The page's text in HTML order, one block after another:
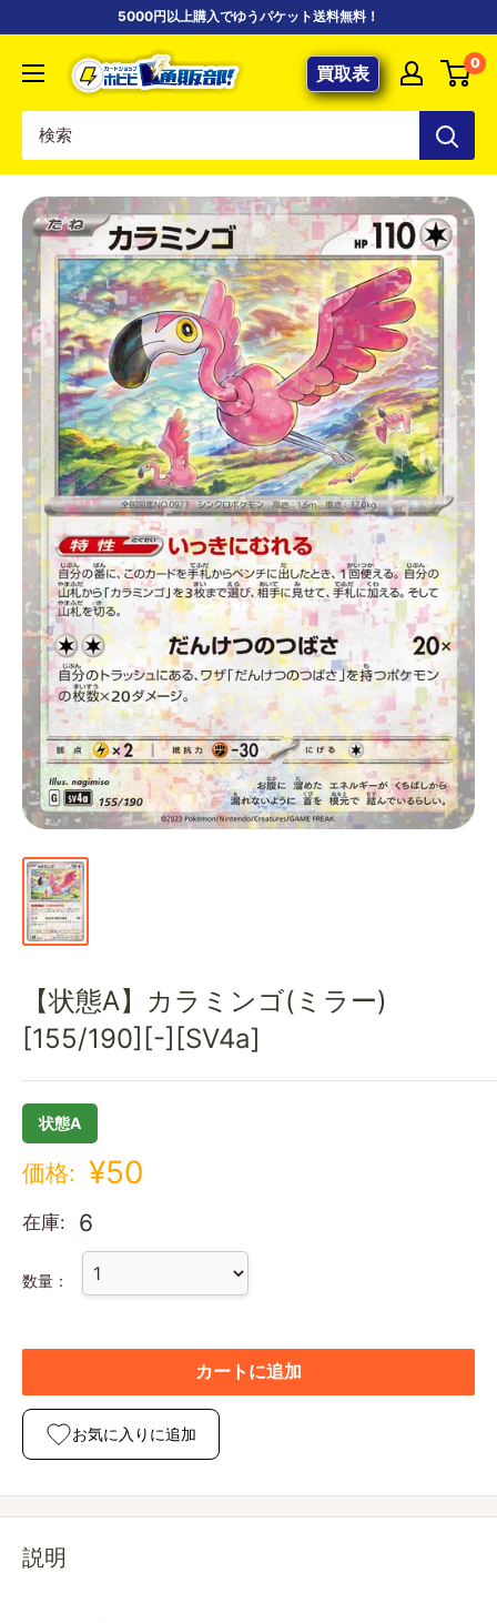
5000円以上購入でゆうパケット送料無料！
【ポ
ケ
専
門
店】
カ
ー
ド
シ
ョ
ッ
プ
ホ
ビ
ビ
通
販
部
買取表 0
【状態A】カラミンゴ(ミラー)
[155/190][-][SV4a]
状態A
価格: ¥50
在庫: 6
数量：
カートに追加
お気に入りに追加
説明